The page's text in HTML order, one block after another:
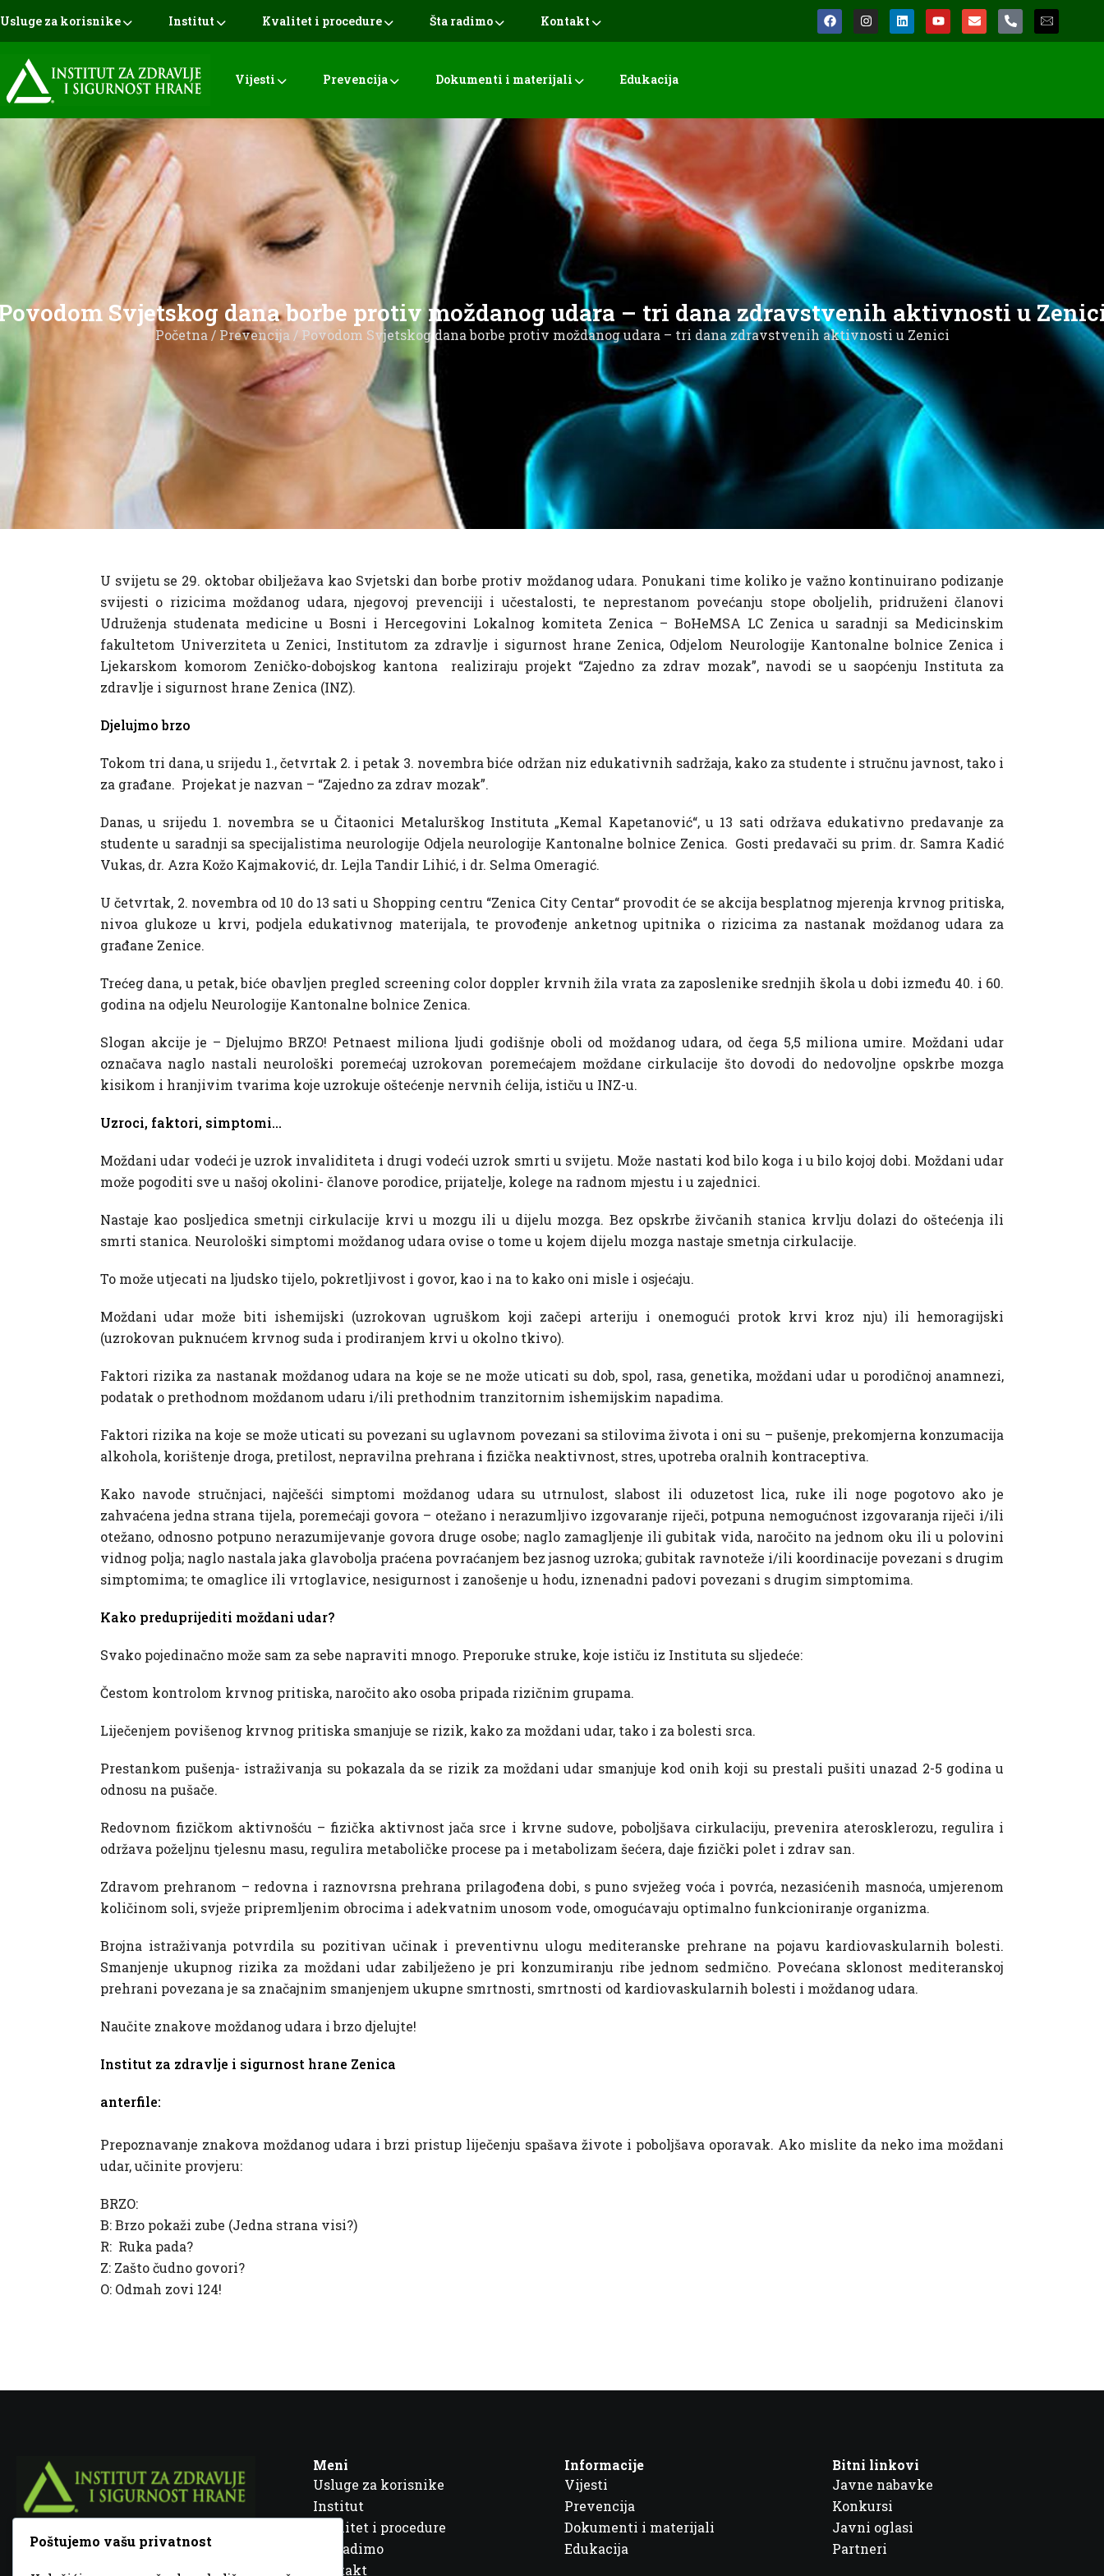
Usluge za korisnike Institut Kvalitet i procedure Šta radimo Kontakt
Vijesti Prevencija Dokumenti i materijali Edukacija
Svjetskog dana borbe protiv moždanog udara – tri dana zdravstvenih aktivnosti u
Početna/ Prevencija/ Povodom Svjetskog dana borbe protiv moždanog udara – tri dana zdravstvenih aktivnosti u Zenici
U svijetu se 29. oktobar obilježava kao Svjetski dan borbe protiv moždanog udara. Ponukani time koliko je važno kontinuirano podizanje
svijesti o rizicima moždanog udara, njegovoj prevenciji i učestalosti, te neprestanom povećanju stope oboljelih, pridruženi članovi
Udruženja studenata medicine u Bosni i Hercegovini Lokalnog komiteta Zenica – BoHeMSA LC Zenica u saradnji sa Medicinskim
fakultetom Univerziteta u Zenici, Institutom za zdravlje i sigurnost hrane Zenica, Odjelom Neurologije Kantonalne bolnice Zenica i
Ljekarskom komorom Zeničko-dobojskog kantona realiziraju projekt “Zajedno za zdrav mozak”, navodi se u saopćenju Instituta za
zdravlje i sigurnost hrane Zenica (INZ).
Djelujmo brzo
Tokom tri dana, u srijedu 1., četvrtak 2. i petak 3. novembra biće održan niz edukativnih sadržaja, kako za studente i stručnu javnost, tako i
za građane. Projekat je nazvan – “Zajedno za zdrav mozak”.
Danas, u srijedu 1. novembra se u Čitaonici Metalurškog Instituta „Kemal Kapetanović“, u 13 sati održava edukativno predavanje za
studente u saradnji sa specijalistima neurologije Odjela neurologije Kantonalne bolnice Zenica. Gosti predavači su prim. dr. Samra Kadić
Vukas, dr. Azra Kožo Kajmaković, dr. Lejla Tandir Lihić, i dr. Selma Omeragić.
U četvrtak, 2. novembra od 10 do 13 sati u Shopping centru “Zenica City Centar“ provodit će se akcija besplatnog mjerenja krvnog pritiska,
nivoa glukoze u krvi, podjela edukativnog materijala, te provođenje anketnog upitnika o rizicima za nastanak moždanog udara za
građane Zenice.
Trećeg dana, u petak, biće obavljen pregled screening color doppler krvnih žila vrata za zaposlenike srednjih škola u dobi između 40. i 60.
godina na odjelu Neurologije Kantonalne bolnice Zenica.
Slogan akcije je – Djelujmo BRZO! Petnaest miliona ljudi godišnje oboli od moždanog udara, od čega 5,5 miliona umire. Moždani udar
označava naglo nastali neurološki poremećaj uzrokovan poremećajem moždane cirkulacije što dovodi do nedovoljne opskrbe mozga
kisikom i hranjivim tvarima koje uzrokuje oštećenje nervnih ćelija, ističu u INZ-u.
Uzroci, faktori, simptomi…
Moždani udar vodeći je uzrok invaliditeta i drugi vodeći uzrok smrti u svijetu. Može nastati kod bilo koga i u bilo kojoj dobi. Moždani udar
može pogoditi sve u našoj okolini- članove porodice, prijatelje, kolege na radnom mjestu i u zajednici.
Nastaje kao posljedica smetnji cirkulacije krvi u mozgu ili u dijelu mozga. Bez opskrbe živčanih stanica krvlju dolazi do oštećenja ili
smrti stanica. Neurološki simptomi moždanog udara ovise o tome u kojem dijelu mozga nastaje smetnja cirkulacije.
To može utjecati na ljudsko tijelo, pokretljivost i govor, kao i na to kako oni misle i osjećaju.
Moždani udar može biti ishemijski (uzrokovan ugruškom koji začepi arteriju i onemogući protok krvi kroz nju) ili hemoragijski
(uzrokovan puknućem krvnog suda i prodiranjem krvi u okolno tkivo).
Faktori rizika za nastanak moždanog udara na koje se ne može uticati su dob, spol, rasa, genetika, moždani udar u porodičnoj anamnezi,
podatak o prethodnom moždanom udaru i/ili prethodnim tranzitornim ishemijskim napadima.
Faktori rizika na koje se može uticati su povezani su uglavnom povezani sa stilovima života i oni su – pušenje, prekomjerna konzumacija
alkohola, korištenje droga, pretilost, nepravilna prehrana i fizička neaktivnost, stres, upotreba oralnih kontraceptiva.
Kako navode stručnjaci, najčešći simptomi moždanog udara su utrnulost, slabost ili oduzetost lica, ruke ili noge pogotovo ako je
zahvaćena jedna strana tijela, poremećaji govora – otežano i nerazumljivo izgovaranje riječi, potpuna nemogućnost izgovaranja riječi i/ili
otežano, odnosno potpuno nerazumijevanje govora druge osobe; naglo zamagljenje ili gubitak vida, naročito na jednom oku ili u polovini
vidnog polja; naglo nastala jaka glavobolja praćena povraćanjem bez jasnog uzroka; gubitak ravnoteže i/ili koordinacije povezani s drugim
simptomima; te omaglice ili vrtoglavice, nesigurnost i zanošenje u hodu, iznenadni padovi povezani s drugim simptomima.
Kako preduprijediti moždani udar?
Svako pojedinačno može sam za sebe napraviti mnogo. Preporuke struke, koje ističu iz Instituta su sljedeće:
Čestom kontrolom krvnog pritiska, naročito ako osoba pripada rizičnim grupama.
Liječenjem povišenog krvnog pritiska smanjuje se rizik, kako za moždani udar, tako i za bolesti srca.
Prestankom pušenja- istraživanja su pokazala da se rizik za moždani udar smanjuje kod onih koji su prestali pušiti unazad 2-5 godina u
odnosu na pušače.
Redovnom fizičkom aktivnošću – fizička aktivnost jača srce i krvne sudove, poboljšava cirkulaciju, prevenira aterosklerozu, regulira i
održava poželjnu tjelesnu masu, regulira metaboličke procese pa i metabolizam šećera, daje fizički polet i zdrav san.
Zdravom prehranom – redovna i raznovrsna prehrana prilagođena dobi, s puno svježeg voća i povrća, nezasićenih masnoća, umjerenom
količinom soli, svježe pripremljenim obrocima i adekvatnim unosom vode, omogućavaju optimalno funkcioniranje organizma.
Brojna istraživanja potvrdila su pozitivan učinak i preventivnu ulogu mediteranske prehrane na pojavu kardiovaskularnih bolesti.
Smanjenje ukupnog rizika za moždani udar zabilježeno je pri konzumiranju ribe jednom sedmično. Povećana sklonost mediteranskoj
prehrani povezana je sa značajnim smanjenjem ukupne smrtnosti, smrtnosti od kardiovaskularnih bolesti i moždanog udara.
Naučite znakove moždanog udara i brzo djelujte!
Institut za zdravlje i sigurnost hrane Zenica
anterfile:
Prepoznavanje znakova moždanog udara i brzi pristup liječenju spašava živote i poboljšava oporavak. Ako mislite da neko ima moždani
udar, učinite provjeru:
BRZO:
B: Brzo pokaži zube (Jedna strana visi?)
R: Ruka pada?
Z: Zašto čudno govori?
O: Odmah zovi 124!
Fra Ivana Jukića br. 2, 72000 Zenica, BiH
Meni
Usluge za korisnike
Institut
Kvalitet i procedure
Šta radimo
Kontakt
Informacije
Vijesti
Prevencija
Dokumenti i materijali
Edukacija
Bitni linkovi
Javne nabavke
Konkursi
Javni oglasi
Partneri
Poštujemo vašu privatnost